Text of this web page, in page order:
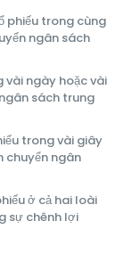
phiếu trong cùng
ngân sách
vài ngày hoặc vài
sách trung
trong vài giây
chuyển ngân
ở cả hai loài
sự chênh lợi